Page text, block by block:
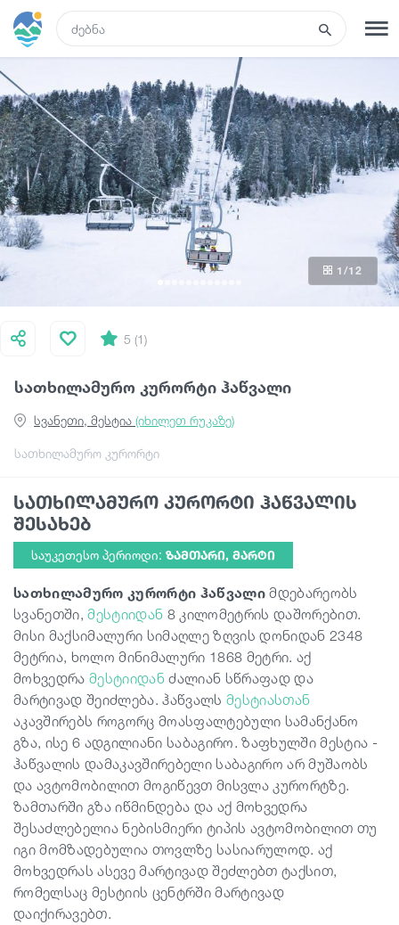
რეგისტრაცია შესვლა
ტურები
სასტუმროები
რა ვნახოთ
გიდები
საქართველო
სათხილამურო კურორტი ჰაწვალი
სათხილამურო კურორტი
სვანეთი, მესტია (იხილეთ რუკაზე)
5 (1)
1 /12
სათხილამურო კურორტი ჰაწვალის
შესახებ
საუკეთესო პერიოდი: ᲖᲐᲛᲗᲐᲠᲘ, ᲛᲐᲠᲢᲘ
სათხილამურო კურორტი ჰაწვალიმდებარეობს
სვანეთში,მესტიიდან 8 კილომეტრის დაშორებით.
მისი მაქსიმალური სიმაღლე ზღვის დონიდან 2348
მეტრია, ხოლო მინიმალური 1868 მეტრი. აქ
მოხვედრა მესტიიდანძალიან სწრაფად და
მარტივად შეიძლება. ჰაწვალს მესტიასთან
აკავშირებს როგორც მოასფალტებული სამანქანო
გზა, ისე 6 ადგილიანი საბაგირო. ზაფხულში მესტია -
ჰაწვალის დამაკავშირებელი საბაგირო არ მუშაობს
და ავტომობილით მოგიწევთ მისვლა კურორტზე.
ზამთარში გზა იწმინდება და აქ მოხვედრა
შესაძლებელია ნებისმიერი ტიპის ავტომობილით თუ
იგი მომზადებულია თოვლზე სასიარულოდ. აქ
მოხვედრას ასევე მარტივად შეძლებთ ტაქსით,
რომელსაც მესტიის ცენტრში მარტივად
დაიქირავებთ.